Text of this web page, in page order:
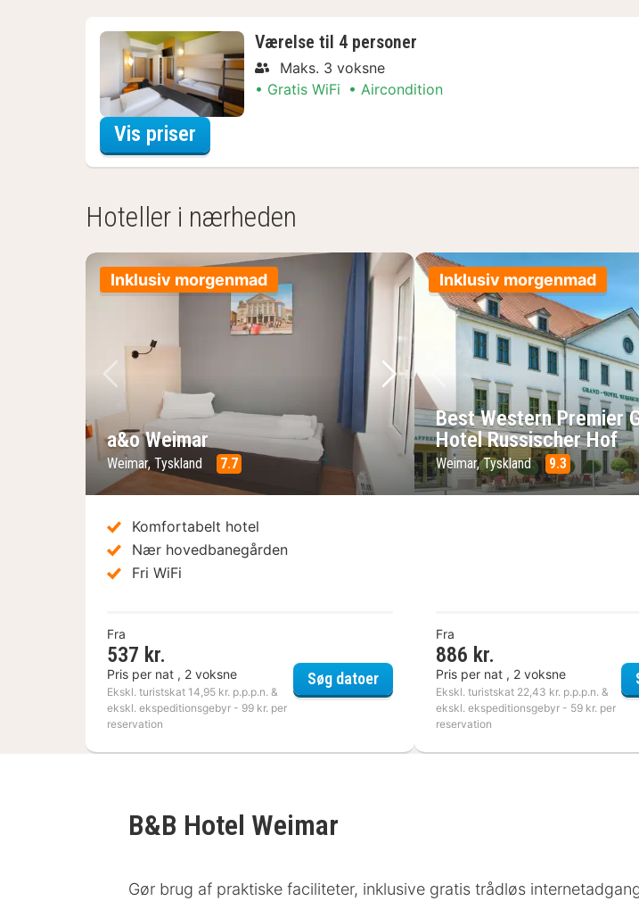
Værelse til 4 personer
Maks. 3 voksne
Gratis WiFi
Aircondition
Vis priser
Hoteller i nærheden
Inklusiv morgenmad
Forrige billede
Næste billede
a&o Weimar
Weimar, Tyskland 7.7
Komfortabelt hotel
Nær hovedbanegården
Fri WiFi
Fra
537 kr.
Pris per nat , 2 voksne
Ekskl. turistskat 14,95 kr. p.p.p.n. &
ekskl. ekspeditionsgebyr - 99 kr. per
reservation
Søg datoera&o Weimar
Inklusiv morgenmad
Forrige billede
Best Western Premier
Hotel Russischer Hof
Weimar, Tyskland 9.3
Fra
886 kr.
Pris per nat , 2 voksne
Ekskl. turistskat 22,43 kr. p.p.p.n. &
ekskl. ekspeditionsgebyr - 59 kr. per
reservation
B&B Hotel Weimar
Gør brug af praktiske faciliteter, inklusive gratis trådløs